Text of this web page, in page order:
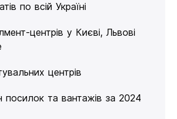
по всій Україні
центрів у Києві, Львові
центрів
посилок та вантажів за 2024